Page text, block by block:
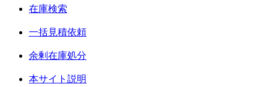
在庫検索
一括見積依頼
余剰在庫処分
本サイト説明